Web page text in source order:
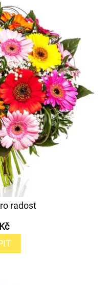
radost